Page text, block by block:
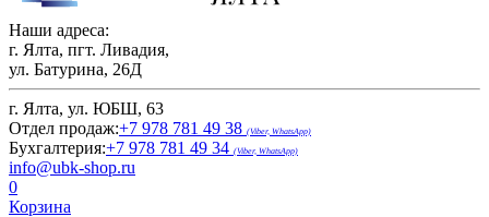
Наши адреса:
г. Ялта, пгт. Ливадия,
ул. Батурина, 26Д
г. Ялта, ул. ЮБШ, 63
Отдел продаж:+7 978 781 49 38 (Viber, WhatsApp)
Бухгалтерия:+7 978 781 49 34 (Viber, WhatsApp)
info@ubk-shop.ru
0
Корзина